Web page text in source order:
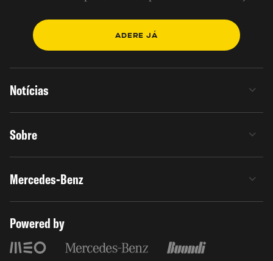
ADERE JÁ
Notícias
Sobre
Mercedes-Benz
Powered by